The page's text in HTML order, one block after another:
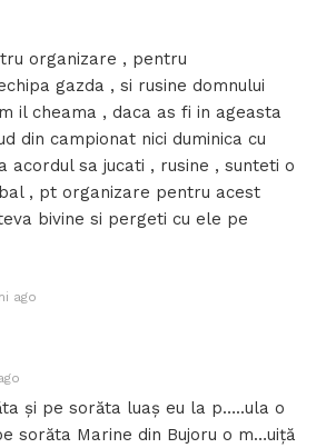
organizare , pentru
gazda , si rusine domnului
il cheama , daca as fi in ageasta
din campionat nici duminica cu
acordul sa jucati , rusine , sunteti o
, pt organizare pentru acest
bivine si pergeti cu ele pe
ago
și pe sorăta luaș eu la p…..ula o
sorăta Marine din Bujoru o m…uiță